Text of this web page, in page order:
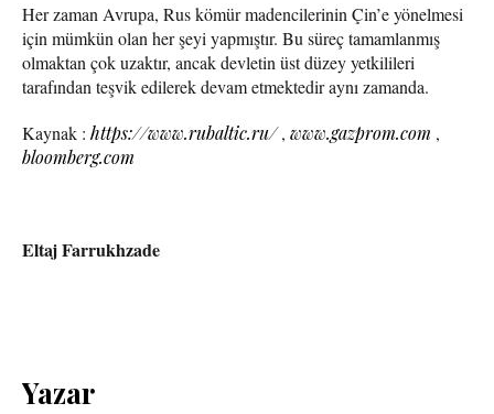
Her zaman Avrupa, Rus kömür madencilerinin Çin’e yönelmesi
için mümkün olan her şeyi yapmıştır. Bu süreç tamamlanmış
olmaktan çok uzaktır, ancak devletin üst düzey yetkilileri
tarafından teşvik edilerek devam etmektedir aynı zamanda.
Kaynak : https://www.rubaltic.ru/, www.gazprom.com ,
bloomberg.com
Eltaj Farrukhzade
Yazar